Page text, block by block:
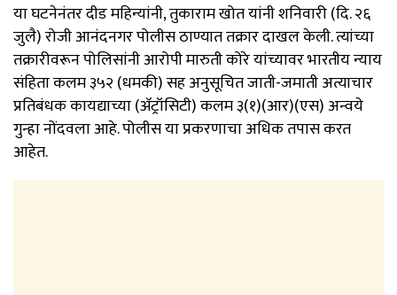
या घटनेनंतर दीड महिन्यांनी, तुकाराम खोत यांनी शनिवारी (दि. २६
जुलै) रोजी आनंदनगर पोलीस ठाण्यात तक्रार दाखल केली. त्यांच्या
तक्रारीवरून पोलिसांनी आरोपी मारुती कोरे यांच्यावर भारतीय न्याय
संहिता कलम ३५२ (धमकी) सह अनुसूचित जाती-जमाती अत्याचार
प्रतिबंधक कायद्याच्या (ॲट्रॉसिटी) कलम ३(१)(आर)(एस) अन्वये
गुन्हा नोंदवला आहे. पोलीस या प्रकरणाचा अधिक तपास करत
आहेत.